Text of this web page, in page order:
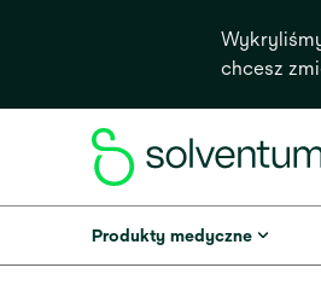
chcesz
Produkty medyczne